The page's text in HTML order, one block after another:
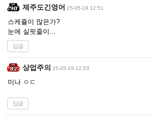
제주도긴영어 25-05-19 12:51
스케쥴이 많은가?
눈에 실핏줄이...
답글
상업주의 25-05-19 12:53
미나 ㅇㄷ
답글